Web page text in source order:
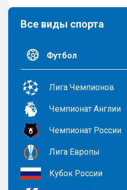
Все виды спорта
Футбол
Лига Чемпионов
Чемпионат Англии
Чемпионат России
Лига Европы
Кубок России